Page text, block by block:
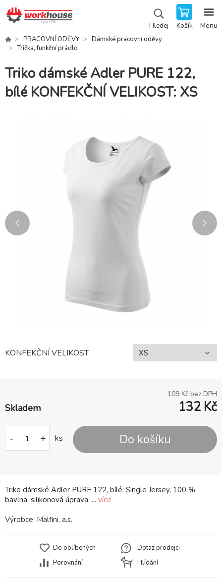
Hledej Košík Menu
PRACOVNÍ ODĚVY
Dámské pracovní oděvy
Trička, funkční prádlo
Triko dámské Adler PURE 122,
bílé KONFEKČNÍ VELIKOST: XS
Triko dámské Adler PURE 122, bílé: Single Jersey, 100 %
bavlna, silikonová úprava, ... více
KONFEKČNÍ VELIKOST
109 Kč bez DPH
Skladem 132 Kč
- + ks Do košíku
Výrobce: Malfini, a.s.
Do oblíbených
Porovnání
Dotaz prodejci
Hlídání